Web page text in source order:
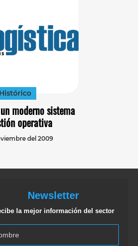
Histórico
moderno sistema
operativa
del 2009
Newsletter
la mejor información del sector